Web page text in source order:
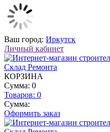
Ваш город: Иркутск
Личный кабинет
КОРЗИНА
Сумма: 0
Товаров: 0
Сумма:
Оформить заказ